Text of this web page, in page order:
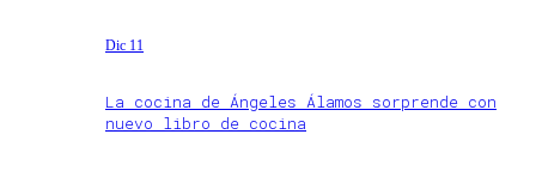
Dic 11
La cocina de Ángeles Álamos sorprende con
nuevo libro de cocina